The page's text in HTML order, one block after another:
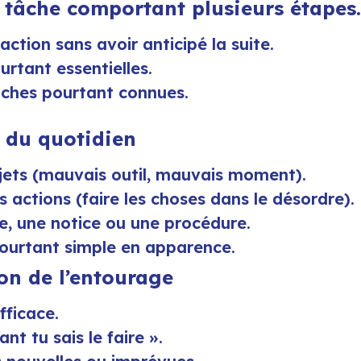
comportant plusieurs étapes.
sans avoir anticipé la suite.
essentielles.
pourtant connues.
du quotidien
(mauvais outil, mauvais moment).
actions (faire les choses dans le désordre).
une notice ou une procédure.
simple en apparence.
de l’entourage
tu sais le faire ».